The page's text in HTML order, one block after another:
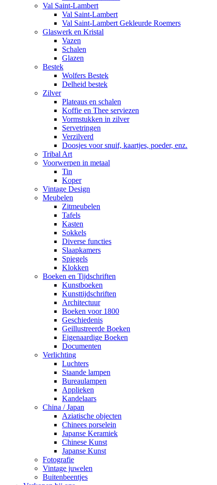
Val Saint-Lambert
Val Saint-Lambert
Val Saint-Lambert Gekleurde Roemers
Glaswerk en Kristal
Vazen
Schalen
Glazen
Bestek
Wolfers Bestek
Delheid bestek
Zilver
Plateaus en schalen
Koffie en Thee serviezen
Vormstukken in zilver
Servetringen
Verzilverd
Doosjes voor snuif, kaartjes, poeder, enz.
Tribal Art
Voorwerpen in metaal
Tin
Koper
Vintage Design
Meubelen
Zitmeubelen
Tafels
Kasten
Sokkels
Diverse functies
Slaapkamers
Spiegels
Klokken
Boeken en Tijdschriften
Kunstboeken
Kunsttijdschriften
Architectuur
Boeken voor 1800
Geschiedenis
Geillustreerde Boeken
Eigenaardige Boeken
Documenten
Verlichting
Luchters
Staande lampen
Bureaulampen
Applieken
Kandelaars
China / Japan
Aziatische objecten
Chinees porselein
Japanse Keramiek
Chinese Kunst
Japanse Kunst
Fotografie
Vintage juwelen
Buitenbeentjes